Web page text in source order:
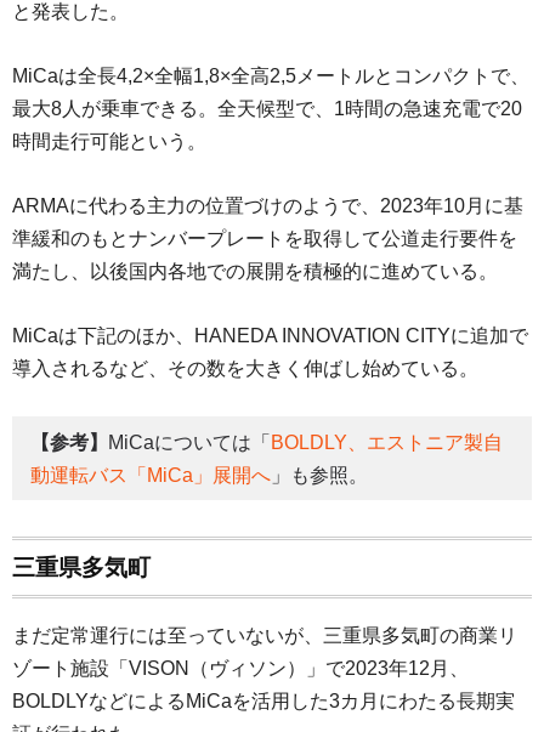
と発表した。
MiCaは全長4,2×全幅1,8×全高2,5メートルとコンパクトで、
最大8人が乗車できる。全天候型で、1時間の急速充電で20
時間走行可能という。
ARMAに代わる主力の位置づけのようで、2023年10月に基
準緩和のもとナンバープレートを取得して公道走行要件を
満たし、以後国内各地での展開を積極的に進めている。
MiCaは下記のほか、HANEDA INNOVATION CITYに追加で
導入されるなど、その数を大きく伸ばし始めている。
【参考】 MiCaについては「 BOLDLY、エストニア製自
動運転バス「MiCa」展開へ 」も参照。
三重県多気町
まだ定常運行には至っていないが、三重県多気町の商業リ
ゾート施設「VISON（ヴィソン）」で2023年12月、
BOLDLYなどによるMiCaを活用した3カ月にわたる長期実